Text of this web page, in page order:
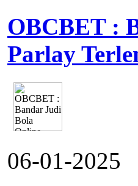
OBCBET :
Parlay
06-01-2025